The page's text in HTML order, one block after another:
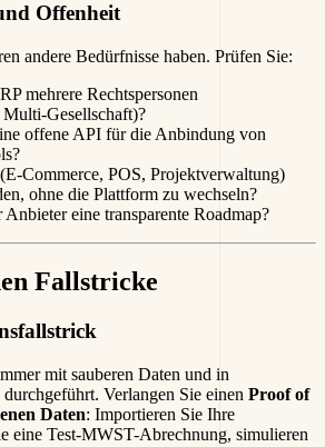
Offenheit
andere Bedürfnisse haben. Prüfen Sie:
mehrere Rechtspersonen
Gesellschaft)?
offene API für die Anbindung von
Commerce, POS, Projektverwaltung)
ohne die Plattform zu wechseln?
eine transparente Roadmap?
Fallstricke
mit sauberen Daten und in
Verlangen Sie einen Proof of
Daten: Importieren Sie Ihre
eine Test-MWST-Abrechnung, simulieren